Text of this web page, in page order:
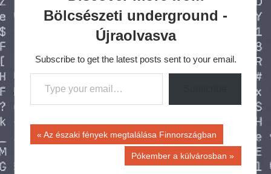
Bölcsészeti underground -
Újraolvasva
Subscribe to get the latest posts sent to your email.
Type your email…
Bejegyzés
Previous
Az északi fények megtalálása Finnországban
Next
Pókember a külvárosban